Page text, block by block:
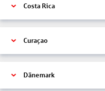
Costa Rica
Curaçao
Dänemark